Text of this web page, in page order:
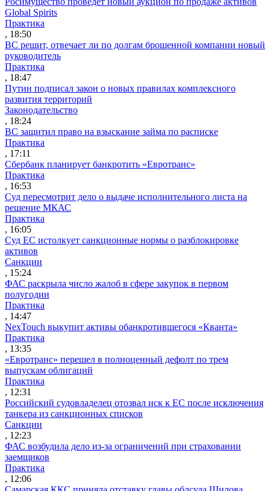
Global Spirits
Практика
, 18:50
ВС решит, отвечает ли по долгам брошенной компании новый
руководитель
Практика
, 18:47
Путин подписал закон о новых правилах комплексного
развития территорий
Законодательство
, 18:24
ВС защитил право на взыскание займа по расписке
Практика
, 17:11
Сбербанк планирует банкротить «Евротранс»
Практика
, 16:53
Суд пересмотрит дело о выдаче исполнительного листа на
решение МКАС
Практика
, 16:05
Суд ЕС истолкует санкционные нормы о разблокировке
активов
Санкции
, 15:24
ФАС раскрыла число жалоб в сфере закупок в первом
полугодии
Практика
, 14:47
NexTouch выкупит активы обанкротившегося «Кванта»
Практика
, 13:35
«Евротранс» перешел в полноценный дефолт по трем
выпускам облигаций
Практика
, 12:31
Российский судовладелец отозвал иск к ЕС после исключения
танкера из санкционных списков
Санкции
, 12:23
ФАС возбудила дело из-за ограничений при страховании
заемщиков
Практика
, 12:06